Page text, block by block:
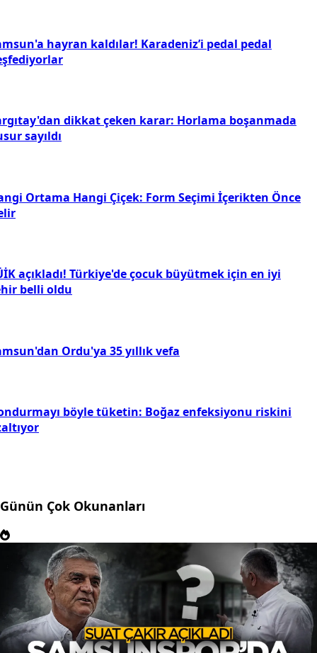
hayran kaldılar! Karadeniz’i pedal pedal
dikkat çeken karar: Horlama boşanmada
sayıldı
Ortama Hangi Çiçek: Form Seçimi İçerikten Önce
açıkladı! Türkiye'de çocuk büyütmek için en iyi
belli oldu
Ordu'ya 35 yıllık vefa
böyle tüketin: Boğaz enfeksiyonu riskini
Günün Çok Okunanları